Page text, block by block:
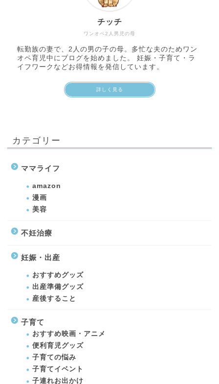
ワンオペ2人男児の母
チッチ
転勤族の妻で、2人の男の子の母。多忙な夫のためワン
オペ育児中にブログを始めました。 妊娠・子育て・ラ
イフワークなどお得情報を発信しています。
詳しく見る
カテゴリー
ママライフ
amazon
漫画
美容
不妊治療
妊娠・出産
おすすめグッズ
出産準備グッズ
産後すること
子育て
おすすめ映画・アニメ
便利育児グッズ
子育ての悩み
子育てイベント
子連れお出かけ